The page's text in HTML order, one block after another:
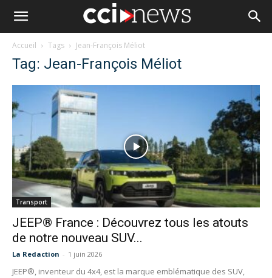
Accueil Tags Jean-François Méliot
Tag: Jean-François Méliot
Transport
JEEP® France : Découvrez tous les atouts
de notre nouveau SUV...
La Redaction - 1 juin 2026
JEEP®, inventeur du 4x4, est la marque emblématique des SUV,